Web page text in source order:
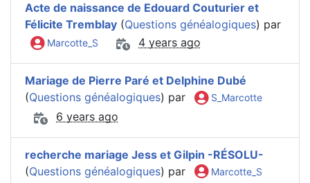
Acte de naissance de Edouard Couturier et
Félicite Tremblay (Questions généalogiques) par
Marcotte_S 4 years ago
Mariage de Pierre Paré et Delphine Dubé
(Questions généalogiques) par S_Marcotte
6 years ago
recherche mariage Jess et Gilpin -RÉSOLU-
(Questions généalogiques) par Marcotte_S